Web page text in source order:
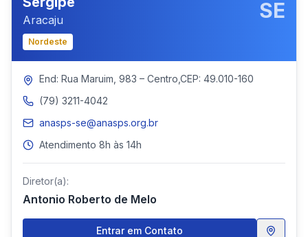
Aracaju SE
Nordeste
End: Rua Maruim, 983 – Centro,CEP: 49.010-160
(79) 3211-4042
anasps-se@anasps.org.br
Atendimento 8h às 14h
Diretor(a):
Antonio Roberto de Melo
Entrar em Contato